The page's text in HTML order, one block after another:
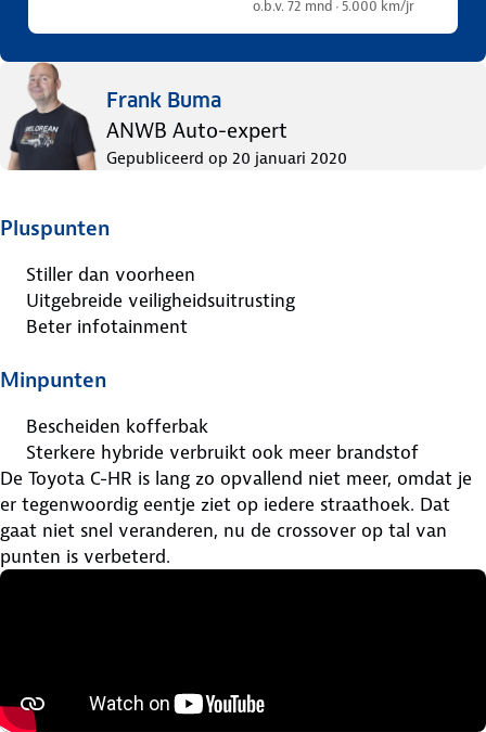
o.b.v. 72 mnd · 5.000 km/jr
Frank Buma
ANWB Auto-expert
Gepubliceerd op 20 januari 2020
Pluspunten
Stiller dan voorheen
Uitgebreide veiligheidsuitrusting
Beter infotainment
Minpunten
Bescheiden kofferbak
Sterkere hybride verbruikt ook meer brandstof
De Toyota C-HR is lang zo opvallend niet meer, omdat je
er tegenwoordig eentje ziet op iedere straathoek. Dat
gaat niet snel veranderen, nu de crossover op tal van
punten is verbeterd.